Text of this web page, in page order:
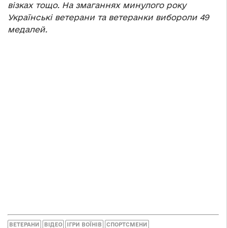
візках тощо. На змаганнях минулого року
Українські ветерани та ветеранки вибороли 49
медалей.
ВЕТЕРАНИ ВІДЕО ІГРИ ВОЇНІВ СПОРТСМЕНИ